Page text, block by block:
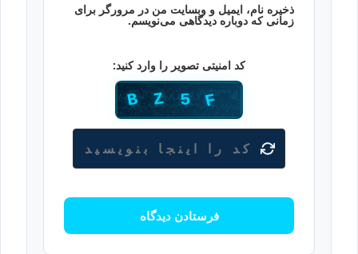
ذخیره نام، ایمیل و وبسایت من در مرورگر برای
زمانی که دوباره دیدگاهی می‌نویسم.
کد امنیتی تصویر را وارد کنید: